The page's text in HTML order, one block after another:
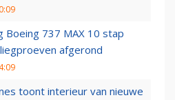
Boeing 737 MAX 10 stap
afgerond
toont interieur van nieuwe